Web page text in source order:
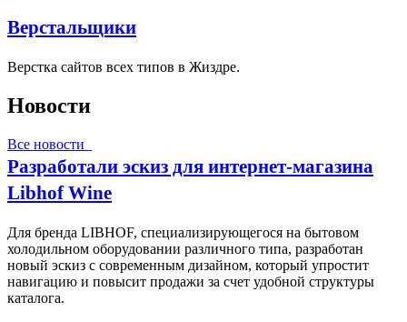
Верстальщики
Верстка сайтов всех типов в Жиздре.
Новости
Все новости
Разработали эскиз для интернет-магазина
Libhof Wine
Для бренда LIBHOF, специализирующегося на бытовом
холодильном оборудовании различного типа, разработан
новый эскиз с современным дизайном, который упростит
навигацию и повысит продажи за счет удобной структуры
каталога.